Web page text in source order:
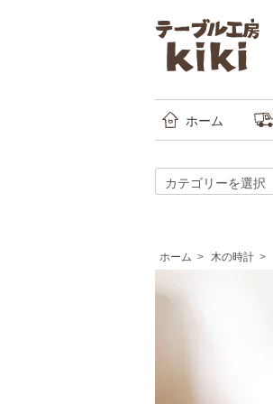
ホーム
ホーム > 木の時計 >